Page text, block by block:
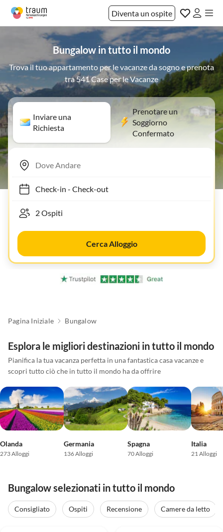
Diventa un ospite
Bungalow in tutto il mondo
Trova il tuo appartamento per le vacanze da sogno e prenota
tra 541 Case per le Vacanze
Inviare una
Richiesta
Prenotare un
Soggiorno
Confermato
Check-in- Check-out
Cerca Alloggio
Pagina Iniziale Bungalow
Esplora le migliori destinazioni in tutto il mondo
Pianifica la tua vacanza perfetta in una fantastica casa vacanze e
scopri tutto ciò che in tutto il mondo ha da offrire
Olanda
273 Alloggi
Germania
136 Alloggi
Spagna
70 Alloggi
Italia
21 Alloggi
Bungalow selezionati in tutto il mondo
Consigliato Ospiti Recensione Camere da letto
Annuncio in
Alto
Annuncio in
Alto